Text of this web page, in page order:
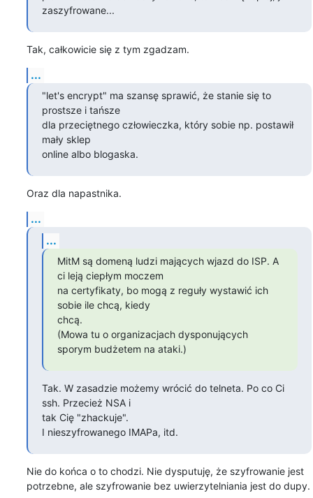
zaszyfrowane...
Tak, całkowicie się z tym zgadzam.
...
"let's encrypt" ma szansę sprawić, że stanie się to
prostsze i tańsze
dla przeciętnego człowieczka, który sobie np. postawił
mały sklep
online albo blogaska.
Oraz dla napastnika.
...
...
MitM są domeną ludzi mających wjazd do ISP. A
ci leją ciepłym moczem
na certyfikaty, bo mogą z reguły wystawić ich
sobie ile chcą, kiedy
chcą.
(Mowa tu o organizacjach dysponujących
sporym budżetem na ataki.)
Tak. W zasadzie możemy wrócić do telneta. Po co Ci
ssh. Przecież NSA i
tak Cię "zhackuje".
I nieszyfrowanego IMAPa, itd.
Nie do końca o to chodzi. Nie dysputuję, że szyfrowanie jest
potrzebne, ale szyfrowanie bez uwierzytelniania jest do dupy.